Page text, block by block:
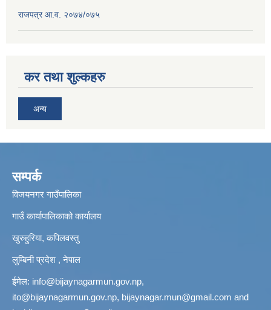
राजपत्र आ.व. २०७४/०७५
कर तथा शुल्कहरु
अन्य
सम्पर्क
विजयनगर गाउँपालिका
गाउँ कार्यापालिकाको कार्यालय
खुरुहुरिया, कपिलवस्तु
लुम्बिनी प्रदेश , नेपाल
ईमेल: info@bijaynagarmun.gov.np,
ito@bijaynagarmun.gov.np, bijaynagar.mun@gmail.com and